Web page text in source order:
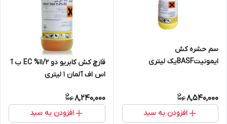
سم حشره کش
ایمونیتBASFیک لیتری
8,540,000
افزودن به سبد
قارچ کش کابریو دو 11/2% EC ب آ
اس اف آلمان 1 لیتری
8,240,000
افزودن به سبد